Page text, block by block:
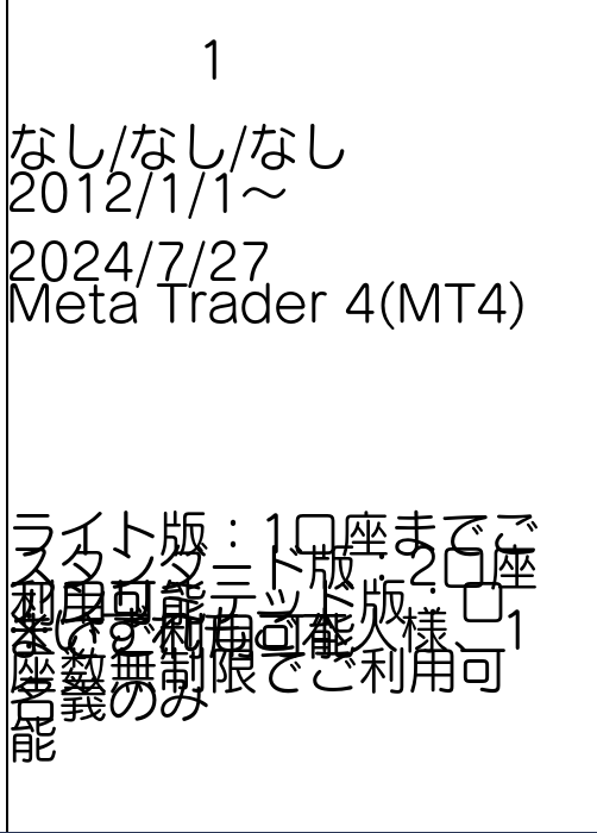
1
なし/なし/なし
2012/1/1～
2024/7/27
Meta Trader 4(MT4)
ライト版：1口座までご
利用可能
スタンダード版：2口座
までご利用可能
アンリミテッド版：口
座数無制限でご利用可
能
※いずれもご本人様、1
名義のみ